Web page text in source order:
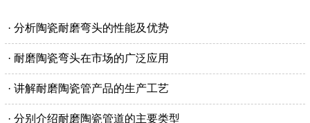
· 分析陶瓷耐磨弯头的性能及优势
· 耐磨陶瓷弯头在市场的广泛应用
· 讲解耐磨陶瓷管产品的生产工艺
· 分别介绍耐磨陶瓷管道的主要类型